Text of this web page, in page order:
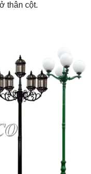
thân cột.